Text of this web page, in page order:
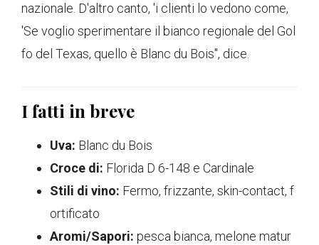
nazionale. D'altro canto, 'i clienti lo vedono come,
'Se voglio sperimentare il bianco regionale del Gol
fo del Texas, quello è Blanc du Bois'', dice.
I fatti in breve
Uva: Blanc du Bois
Croce di: Florida D 6-148 e Cardinale
Stili di vino: Fermo, frizzante, skin-contact, f
ortificato
Aromi/Sapori: pesca bianca, melone matur